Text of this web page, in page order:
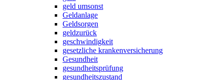
geld umsonst
Geldanlage
Geldsorgen
geldzurück
geschwindigkeit
gesetzliche krankenversicherung
Gesundheit
gesundheitsprüfung
gesundheitszustand